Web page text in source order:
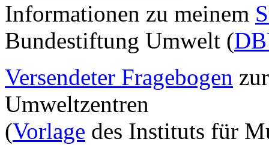
Informationen zu meinem
Bundestiftung Umwelt (
Versendeter Fragebogen
Umweltzentren
(Vorlage des Instituts für